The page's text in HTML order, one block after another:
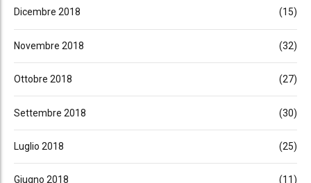
Dicembre 2018 (15)
Novembre 2018 (32)
Ottobre 2018 (27)
Settembre 2018 (30)
Luglio 2018 (25)
Giugno 2018 (11)